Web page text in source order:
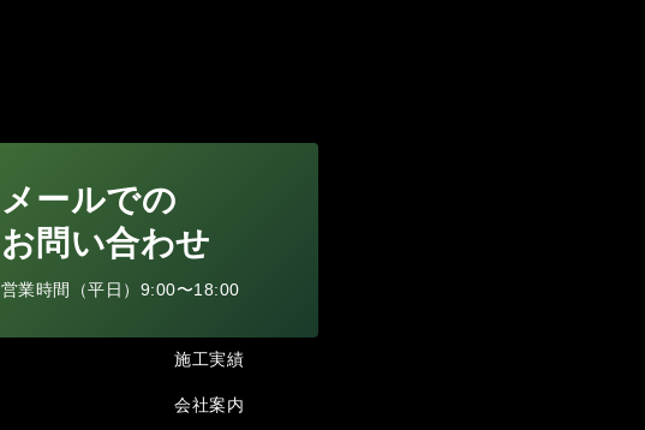
メールでの
お問い合わせ
営業時間（平日）9:00〜18:00
施工実績
会社案内